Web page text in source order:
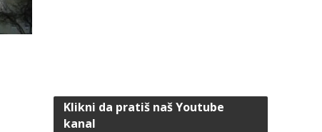
Klikni da pratiš naš Youtube
kanal